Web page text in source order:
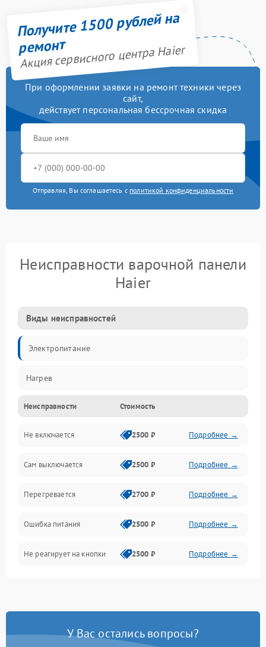
Получите 1500 рублей на
ремонт
Акция сервисного центра Haier
При оформлении заявки на ремонт техники через
сайт,
действует персональная бессрочная скидка
Отправляя, Вы соглашаетесь с политикой конфиденциальности
Неисправности варочной панели
Haier
Виды неисправностей
Электропитание
Нагрев
Неисправности Стоимость
Не включается 2500 ₽ Подробнее →
Сам выключается 2500 ₽ Подробнее →
Перегревается 2700 ₽ Подробнее →
Ошибка питания 2500 ₽ Подробнее →
Не реагирует на кнопки 2500 ₽ Подробнее →
У Вас остались вопросы?